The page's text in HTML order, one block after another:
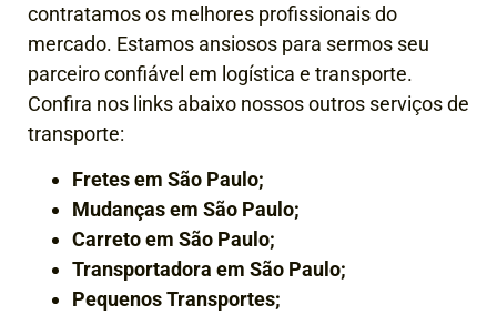
contratamos os melhores profissionais do
mercado. Estamos ansiosos para sermos seu
parceiro confiável em logística e transporte.
Confira nos links abaixo nossos outros serviços de
transporte:
Fretes em São Paulo;
Mudanças em São Paulo;
Carreto em São Paulo;
Transportadora em São Paulo;
Pequenos Transportes;